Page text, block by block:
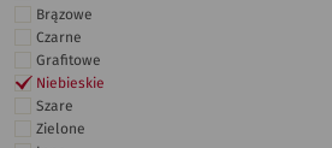
Brązowe
Czarne
Grafitowe
Niebieskie
Szare
Zielone